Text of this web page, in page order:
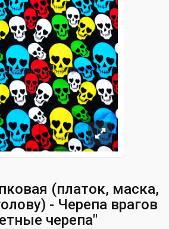
(платок, маска,
- Черепа врагов
черепа"